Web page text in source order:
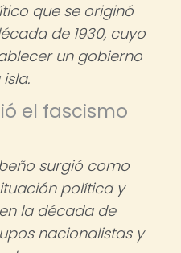
que se originó
de 1930, cuyo
un gobierno
el fascismo
surgió como
política y
la década de
nacionalistas y